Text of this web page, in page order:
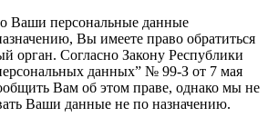
Ваши персональные данные
Вы имеете право обратиться
орган. Согласно Закону Республики
данных” № 99-З от 7 мая
Вам об этом праве, однако мы не
Ваши данные не по назначению.